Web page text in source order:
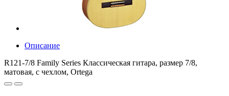
Описание
R121-7/8 Family Series Классическая гитара, размер 7/8,
матовая, с чехлом, Ortega